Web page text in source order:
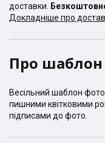
доставки.
Докладніше про
Про шаблон
Весільний шаблон
пишними квітковими
підписами до фото.